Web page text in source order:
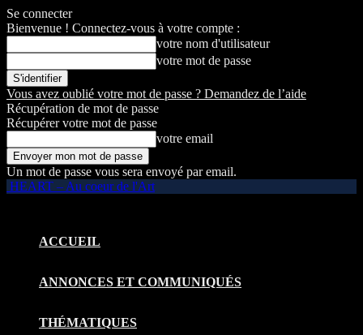
Se connecter
Bienvenue ! Connectez-vous à votre compte :
votre nom d'utilisateur
votre mot de passe
Vous avez oublié votre mot de passe ? Demandez de l’aide
Récupération de mot de passe
Récupérer votre mot de passe
votre email
Un mot de passe vous sera envoyé par email.
HEART – Au coeur de l'Art
ACCUEIL
ANNONCES ET COMMUNIQUÉS
THÉMATIQUES